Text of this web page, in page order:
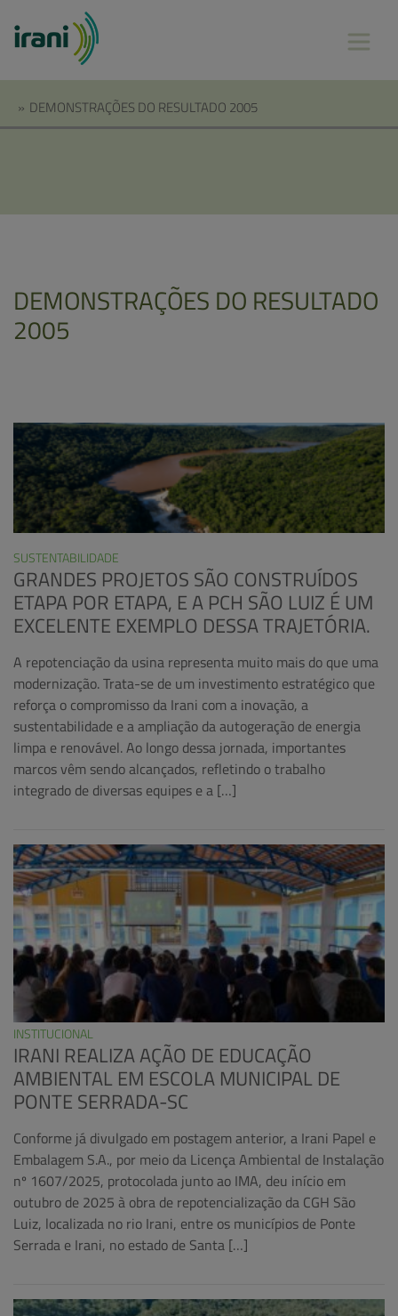
» DEMONSTRAÇÕES DO RESULTADO 2005
DEMONSTRAÇÕES DO RESULTADO
2005
SUSTENTABILIDADE
GRANDES PROJETOS SÃO CONSTRUÍDOS
ETAPA POR ETAPA, E A PCH SÃO LUIZ É UM
EXCELENTE EXEMPLO DESSA TRAJETÓRIA.
A repotenciação da usina representa muito mais do que uma
modernização. Trata-se de um investimento estratégico que
reforça o compromisso da Irani com a inovação, a
sustentabilidade e a ampliação da autogeração de energia
limpa e renovável. Ao longo dessa jornada, importantes
marcos vêm sendo alcançados, refletindo o trabalho
integrado de diversas equipes e a […]
INSTITUCIONAL
IRANI REALIZA AÇÃO DE EDUCAÇÃO
AMBIENTAL EM ESCOLA MUNICIPAL DE
PONTE SERRADA-SC
Conforme já divulgado em postagem anterior, a Irani Papel e
Embalagem S.A., por meio da Licença Ambiental de Instalação
nº 1607/2025, protocolada junto ao IMA, deu início em
outubro de 2025 à obra de repotencialização da CGH São
Luiz, localizada no rio Irani, entre os municípios de Ponte
Serrada e Irani, no estado de Santa […]